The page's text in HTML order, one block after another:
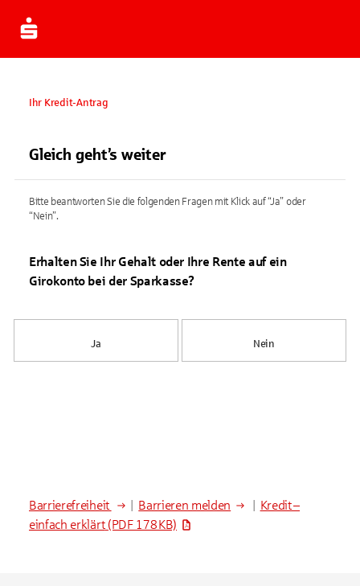
Ihr Kredit-Antrag
Gleich geht’s weiter
Bitte beantworten Sie die folgenden Fragen mit Klick auf “Ja” oder
“Nein”.
Erhalten Sie Ihr Gehalt oder Ihre Rente auf ein
Girokonto bei der Sparkasse?
Ja Nein
Barrierefreiheit Barrieren melden
Kredit –
einfach erklärt (PDF 178 KB)